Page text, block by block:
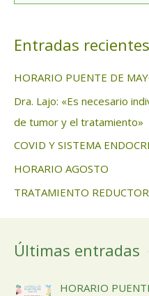
Entradas recientes
HORARIO PUENTE DE
Dra. Lajo: «Es necesario
de tumor y el tratamiento»
COVID Y SISTEMA
HORARIO AGOSTO
TRATAMIENTO
Últimas entradas
HORARIO